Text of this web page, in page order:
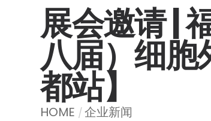
展会邀请 |
八届）细胞
都站】
HOME 企业新闻